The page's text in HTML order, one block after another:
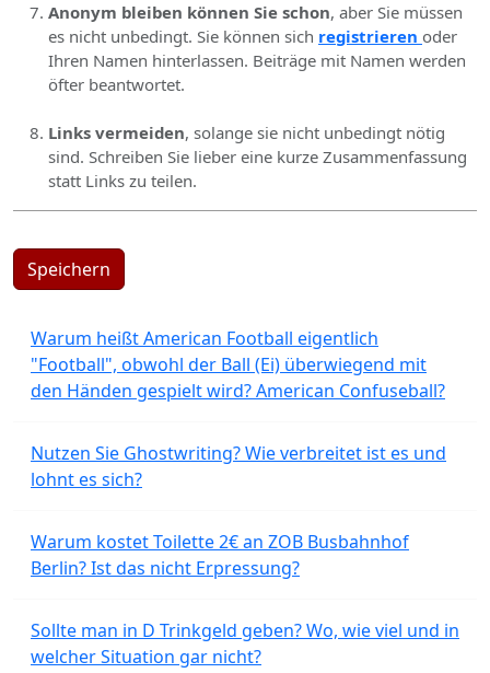
Anonym bleiben können Sie schon, aber Sie müssen
es nicht unbedingt. Sie können sich registrieren oder
Ihren Namen hinterlassen. Beiträge mit Namen werden
öfter beantwortet.
Links vermeiden, solange sie nicht unbedingt nötig
sind. Schreiben Sie lieber eine kurze Zusammenfassung
statt Links zu teilen.
Speichern
Warum heißt American Football eigentlich
"Football", obwohl der Ball (Ei) überwiegend mit
den Händen gespielt wird? American Confuseball?
Nutzen Sie Ghostwriting? Wie verbreitet ist es und
lohnt es sich?
Warum kostet Toilette 2€ an ZOB Busbahnhof
Berlin? Ist das nicht Erpressung?
Sollte man in D Trinkgeld geben? Wo, wie viel und in
welcher Situation gar nicht?